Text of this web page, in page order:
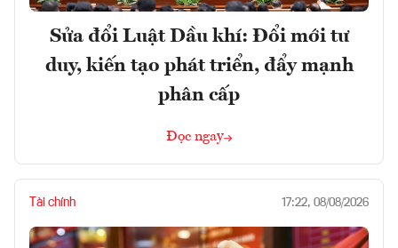
Sửa đổi Luật Dầu khí: Đổi mới tư
duy, kiến tạo phát triển, đẩy mạnh
phân cấp
Đọc ngay
Tài chính 17:22, 08/08/2026